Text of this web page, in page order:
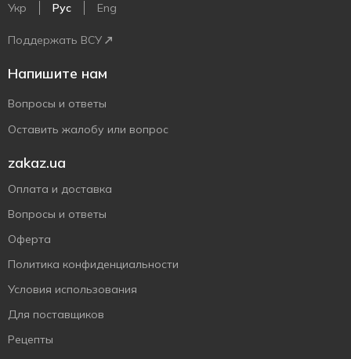
Укр Рус Eng
Поддержать ВСУ
Напишите нам
Вопросы и ответы
Оставить жалобу или вопрос
zakaz.ua
Оплата и доставка
Вопросы и ответы
Оферта
Политика конфиденциальности
Условия использования
Для поставщиков
Рецепты